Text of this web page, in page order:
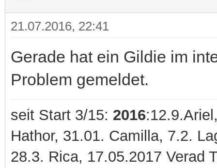
21.07.2016, 22:41
Gerade hat ein Gildie im
Problem gemeldet.
seit Start 3/15: 2016
Hathor, 31.01. Camilla, 7.2.
28.3. Rica, 17.05.2017 Verad